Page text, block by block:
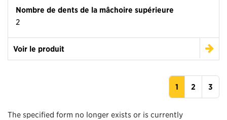
Nombre de dents de la mâchoire supérieure
2
Voir le produit
1 2 3
The specified form no longer exists or is currently